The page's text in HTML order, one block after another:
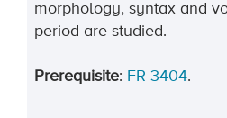
morphology, syntax and
period are studied.
Prerequisite: FR 3404.